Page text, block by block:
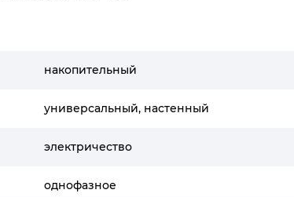
накопительный
универсальный, настенный
электричество
однофазное